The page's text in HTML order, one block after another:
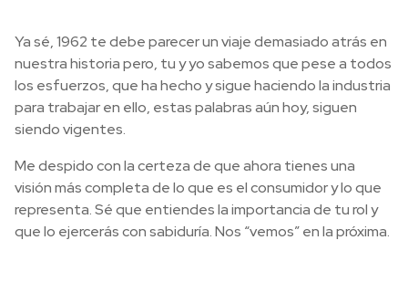
Ya sé, 1962 te debe parecer un viaje demasiado atrás en
nuestra historia pero, tu y yo sabemos que pese a todos
los esfuerzos, que ha hecho y sigue haciendo la industria
para trabajar en ello, estas palabras aún hoy, siguen
siendo vigentes.
Me despido con la certeza de que ahora tienes una
visión más completa de lo que es el consumidor y lo que
representa. Sé que entiendes la importancia de tu rol y
que lo ejercerás con sabiduría. Nos “vemos” en la próxima.